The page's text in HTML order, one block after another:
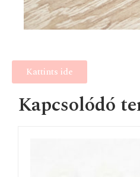
Kattints ide
Kapcsolódó